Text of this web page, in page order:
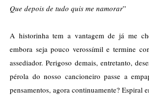
Que depois de tudo quis me namorar”
A historinha tem a vantagem de já me
embora seja pouco verossímil e termine
assediador. Perigoso demais, entretanto,
pérola do nosso cancioneiro passe a
pensamentos, agora continuamente? Espiral